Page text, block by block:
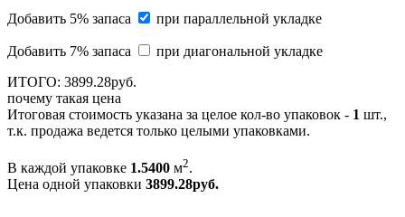
Добавить 5% запаса при параллельной укладке
Добавить 7% запаса
при диагональной укладке
ИТОГО: 3899.28руб.
почему такая цена
Итоговая стоимость указана за целое кол-во упаковок - 1 шт.,
т.к. продажа ведется только целыми упаковками.
В каждой упаковке 1.5400 м2.
Цена одной упаковки 3899.28руб.